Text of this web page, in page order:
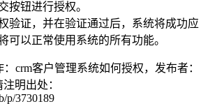
按钮进行授权。
验证，并在验证通过后，系统将成功应
可以正常使用系统的所有功能。
crm客户管理系统如何授权，发布者：
明出处：
p/3730189